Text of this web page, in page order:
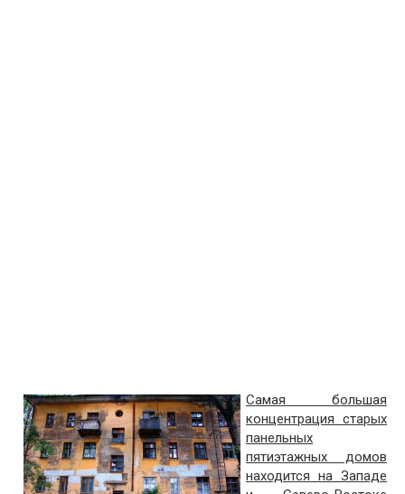
Самая большая
концентрация старых
панельных
пятиэтажных домов
находится на Западе